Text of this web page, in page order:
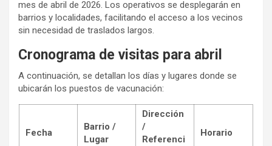
mes de abril de 2026. Los operativos se desplegarán en
barrios y localidades, facilitando el acceso a los vecinos
sin necesidad de traslados largos.
Cronograma de visitas para abril
A continuación, se detallan los días y lugares donde se
ubicarán los puestos de vacunación:
Fecha
Barrio /
Lugar
Dirección
/
Referenci
Horario